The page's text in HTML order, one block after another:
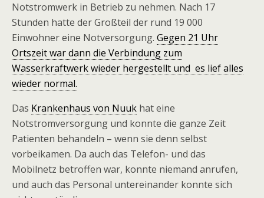
Notstromwerk in Betrieb zu nehmen. Nach 17
Stunden hatte der Großteil der rund 19 000
Einwohner eine Notversorgung. Gegen 21 Uhr
Ortszeit war dann die Verbindung zum
Wasserkraftwerk wieder hergestellt und es lief alles
wieder normal.
Das Krankenhaus von Nuuk hat eine
Notstromversorgung und konnte die ganze Zeit
Patienten behandeln – wenn sie denn selbst
vorbeikamen. Da auch das Telefon- und das
Mobilnetz betroffen war, konnte niemand anrufen,
und auch das Personal untereinander konnte sich